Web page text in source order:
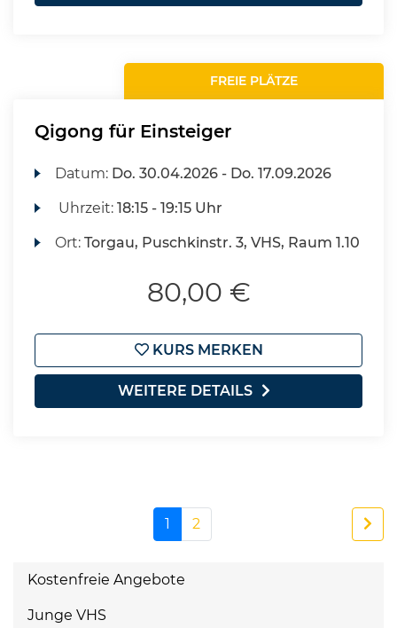
FREIE PLÄTZE
Qigong für Einsteiger
Datum: Do. 30.04.2026 - Do. 17.09.2026
Uhrzeit:18:15 - 19:15 Uhr
Ort:Torgau, Puschkinstr. 3, VHS, Raum 1.10
80,00 €
KURS MERKEN
WEITERE DETAILS
1 2
Kostenfreie Angebote
Junge VHS